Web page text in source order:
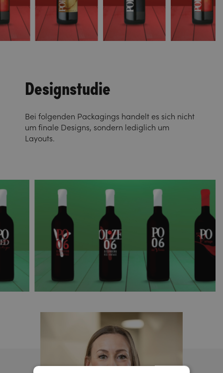
Designstudie
Bei folgenden Packagings handelt es sich nicht
um finale Designs, sondern lediglich um
Layouts.